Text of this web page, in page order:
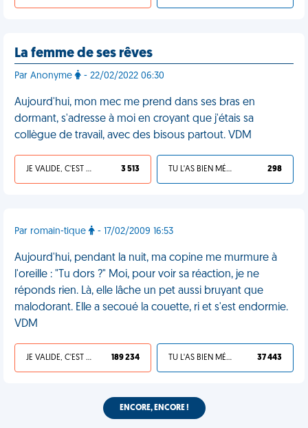
La femme de ses rêves
Par Anonyme - 22/02/2022 06:30
Aujourd'hui, mon mec me prend dans ses bras en
dormant, s'adresse à moi en croyant que j'étais sa
collègue de travail, avec des bisous partout. VDM
JE VALIDE, C'EST UNE VDM 3 513 TU L'AS BIEN MÉRITÉ 298
Par romain-tique - 17/02/2009 16:53
Aujourd'hui, pendant la nuit, ma copine me murmure à
l'oreille : "Tu dors ?" Moi, pour voir sa réaction, je ne
réponds rien. Là, elle lâche un pet aussi bruyant que
malodorant. Elle a secoué la couette, ri et s'est endormie.
VDM
JE VALIDE, C'EST UNE VDM 189 234 TU L'AS BIEN MÉRITÉ 37 443
ENCORE, ENCORE !